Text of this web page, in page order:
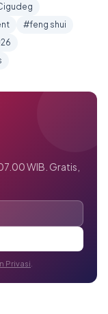
#feng shui
WIB. Gratis,
Privasi